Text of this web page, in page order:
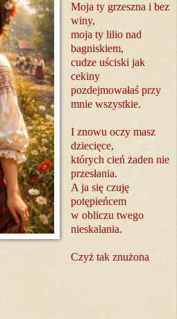
Moja ty grzeszna i bez
winy,
moja ty lilio nad
bagniskiem,
cudze uściski jak
cekiny
pozdejmowałaś przy
mnie wszystkie.
I znowu oczy masz
dziecięce,
których cień żaden nie
przesłania.
A ja się czuję
potępieńcem
w obliczu twego
nieskalania.
Czyż tak znużona